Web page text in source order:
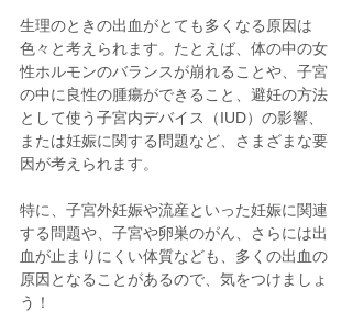
生理のときの出血がとても多くなる原因は
色々と考えられます。たとえば、体の中の女
性ホルモンのバランスが崩れることや、子宮
の中に良性の腫瘍ができること、避妊の方法
として使う子宮内デバイス（IUD）の影響、
または妊娠に関する問題など、さまざまな要
因が考えられます。
特に、子宮外妊娠や流産といった妊娠に関連
する問題や、子宮や卵巣のがん、さらには出
血が止まりにくい体質なども、多くの出血の
原因となることがあるので、気をつけましょ
う！